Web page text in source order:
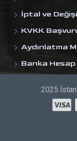
İptal ve
KVKK
Aydınlatma
Banka
2025